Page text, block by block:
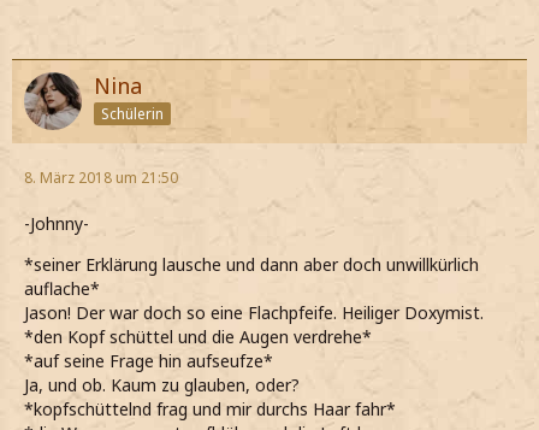
Nina
Schülerin
8. März 2018 um 21:50
-Johnny-
*seiner Erklärung lausche und dann aber doch unwillkürlich
auflache*
Jason! Der war doch so eine Flachpfeife. Heiliger Doxymist.
*den Kopf schüttel und die Augen verdrehe*
*auf seine Frage hin aufseufze*
Ja, und ob. Kaum zu glauben, oder?
*kopfschüttelnd frag und mir durchs Haar fahr*